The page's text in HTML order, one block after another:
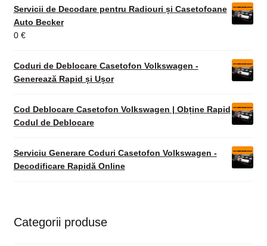
Servicii de Decodare pentru Radiouri și Casetofoane
Auto Becker
0 €
Coduri de Deblocare Casetofon Volkswagen -
Generează Rapid și Ușor
Cod Deblocare Casetofon Volkswagen | Obține Rapid
Codul de Deblocare
Serviciu Generare Coduri Casetofon Volkswagen -
Decodificare Rapidă Online
Categorii produse